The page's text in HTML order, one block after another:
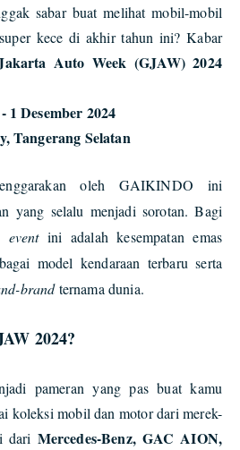
sabar buat melihat mobil-mobil
kece di akhir tahun ini? Kabar
Auto Week (GJAW) 2024
1 Desember 2024
Tangerang Selatan
oleh GAIKINDO ini
yang selalu menjadi sorotan. Bagi
eventini adalah kesempatan emas
model kendaraan terbaru serta
brandternama dunia.
2024?
pameran yang pas buat kamu
koleksi mobil dan motor dari merek-
dari Mercedes-Benz, GAC AION,